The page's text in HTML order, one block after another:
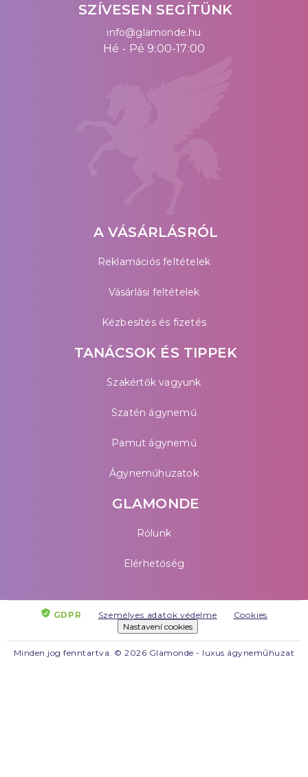
SZÍVESEN SEGÍTÜNK
info@glamonde.hu
Hé - Pé 9:00-17:00
A VÁSÁRLÁSRÓL
Reklamációs feltételek
Vásárlási feltételek
Kézbesítés és fizetés
TANÁCSOK ÉS TIPPEK
Szakértők vagyunk
Szatén ágynemű
Pamut ágynemű
Ágyneműhuzatok
GLAMONDE
Rólunk
Elérhetőség
GDPR Személyes adatok védelme
Cookies
Nastavení cookies
Minden jog fenntartva. © 2026 Glamonde - luxus ágyneműhuzat